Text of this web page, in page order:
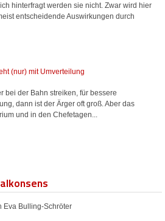
hinterfragt werden sie nicht. Zwar wird hier
entscheidende Auswirkungen durch
(nur) mit Umverteilung
bei der Bahn streiken, für bessere
dann ist der Ärger oft groß. Aber das
und in den Chefetagen...
Eva Bulling-Schröter